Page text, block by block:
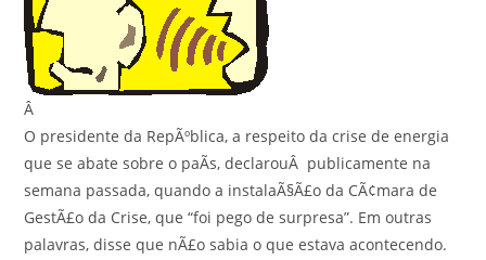
Â
O presidente da RepÃºblica, a respeito da crise de energia
que se abate sobre o paÃ­s, declarouÂ publicamente na
semana passada, quando a instalaÃ§Ã£o da CÃ¢mara de
GestÃ£o da Crise, que “foi pego de surpresa”. Em outras
palavras, disse que nÃ£o sabia o que estava acontecendo.